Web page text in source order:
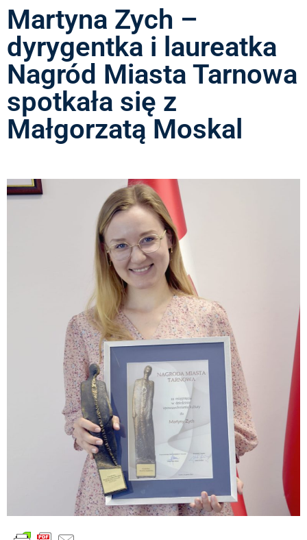
Martyna Zych –
dyrygentka i laureatka
Nagród Miasta Tarnowa
spotkała się z
Małgorzatą Moskal